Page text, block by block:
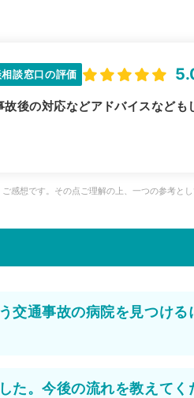
談窓口の評価
後の対応などアドバイスなど
感想です。その点ご理解の上、一つの参考とし
交通事故の病院を見つけ
た。今後の流れを教えてく